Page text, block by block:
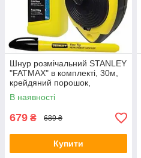
Шнур розмічальний STANLEY
"FATMAX" в комплекті, 30м,
крейдяний порошок,
підвісний рівень.
В наявності
679 ₴ 689 ₴
Купити